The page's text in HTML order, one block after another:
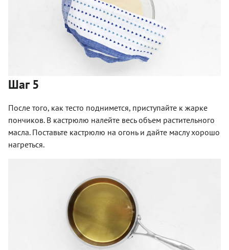
Шаг 5
После того, как тесто поднимется, приступайте к жарке
пончиков. В кастрюлю налейте весь объем растительного
масла. Поставьте кастрюлю на огонь и дайте маслу хорошо
нагреться.